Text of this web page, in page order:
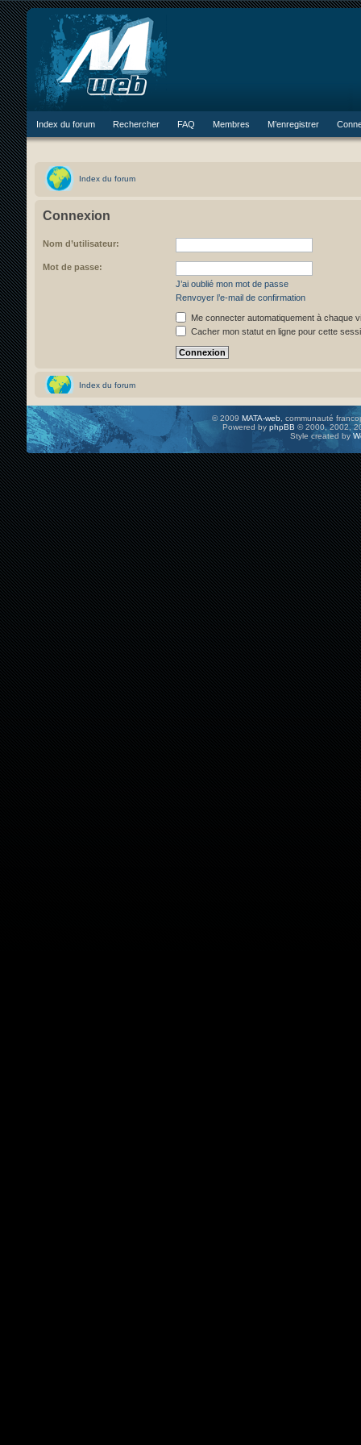
Index du forum Rechercher FAQ Membres M’enregistrer
Index du forum
Connexion
Nom d’utilisateur:
Mot de passe:
J’ai oublié mon mot de passe
Renvoyer l’e-mail de confirmation
Me connecter automatiquement à chaque
Cacher mon statut en ligne pour cette
Index du forum
© 2009 MATA-web , communauté
Powered by phpBB © 2000, 2002,
Style created by